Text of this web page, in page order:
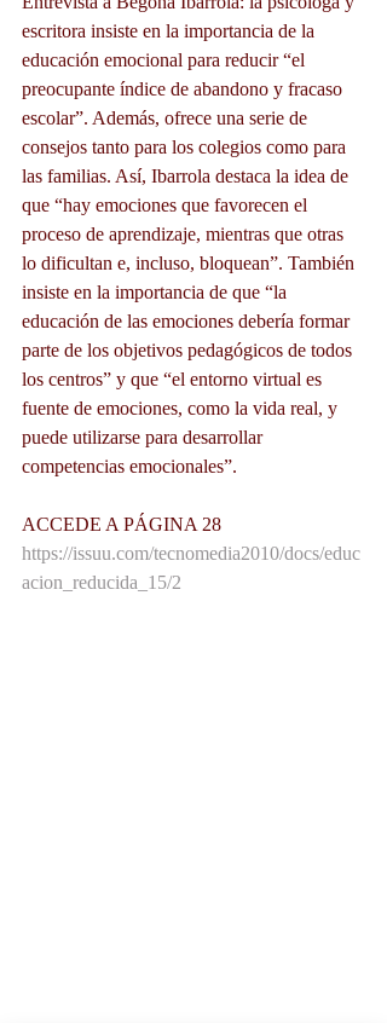
escritora insiste en la importancia de la
educación emocional para reducir “el
preocupante índice de abandono y fracaso
escolar”. Además, ofrece una serie de
consejos tanto para los colegios como para
las familias. Así, Ibarrola destaca la idea de
que “hay emociones que favorecen el
proceso de aprendizaje, mientras que otras
lo dificultan e, incluso, bloquean”. También
insiste en la importancia de que “la
educación de las emociones debería formar
parte de los objetivos pedagógicos de todos
los centros” y que “el entorno virtual es
fuente de emociones, como la vida real, y
puede utilizarse para desarrollar
competencias emocionales”.
ACCEDE A PÁGINA 28
https://issuu.com/tecnomedia2010/docs/educ
acion_reducida_15/2